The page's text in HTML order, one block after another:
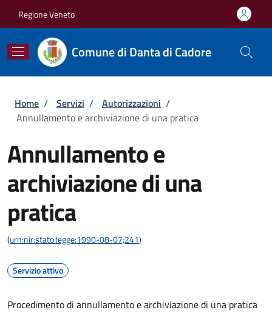
Regione Veneto
Comune di Danta di Cadore
Briciole di pane
Home / Servizi / Autorizzazioni /
Annullamento e archiviazione di una pratica
Annullamento e
archiviazione di una
pratica
(urn:nir:stato:legge:1990-08-07;241)
Servizio attivo
Procedimento di annullamento e archiviazione di una pratica